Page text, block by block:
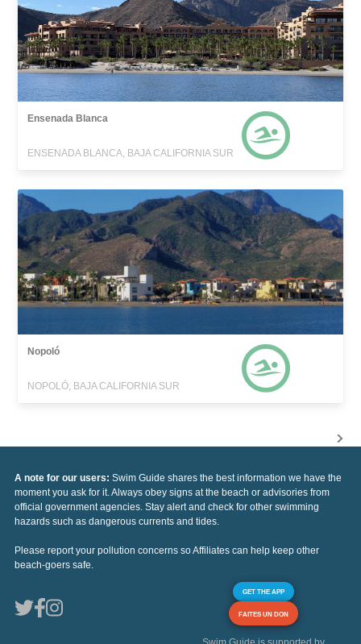
Ensenada Blanca
ENSENADA BLANCA, BAJA CALIFORNIA SUR
Nopoló
NOPOLÓ, BAJA CALIFORNIA SUR
A note for our users: Swim Guide shares the best information we have the
moment you ask for it. Always obey signs at the beach or advisories from
official government agencies. Stay alert and check for other swimming
hazards such as dangerous currents and tides.
Please report your pollution concerns so Affiliates can help keep other
beach-goers safe.
GET THE APP
FAITES UN DON